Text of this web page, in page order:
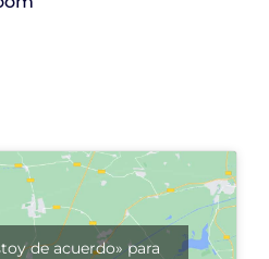
de acuerdo» para